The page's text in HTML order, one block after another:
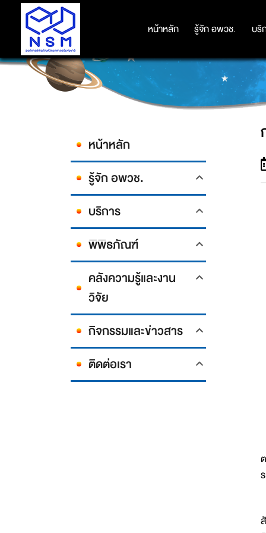
หน้าหลัก รู้จัก อพวช. บริ
หน้าหลัก รู้จัก อพวช. บริ
หน้าหลัก
รู้จัก อพวช.
บริการ
พิพิธภัณฑ์
คลังความรู้และงาน
วิจัย
กิจกรรมและข่าวสาร
ติดต่อเรา